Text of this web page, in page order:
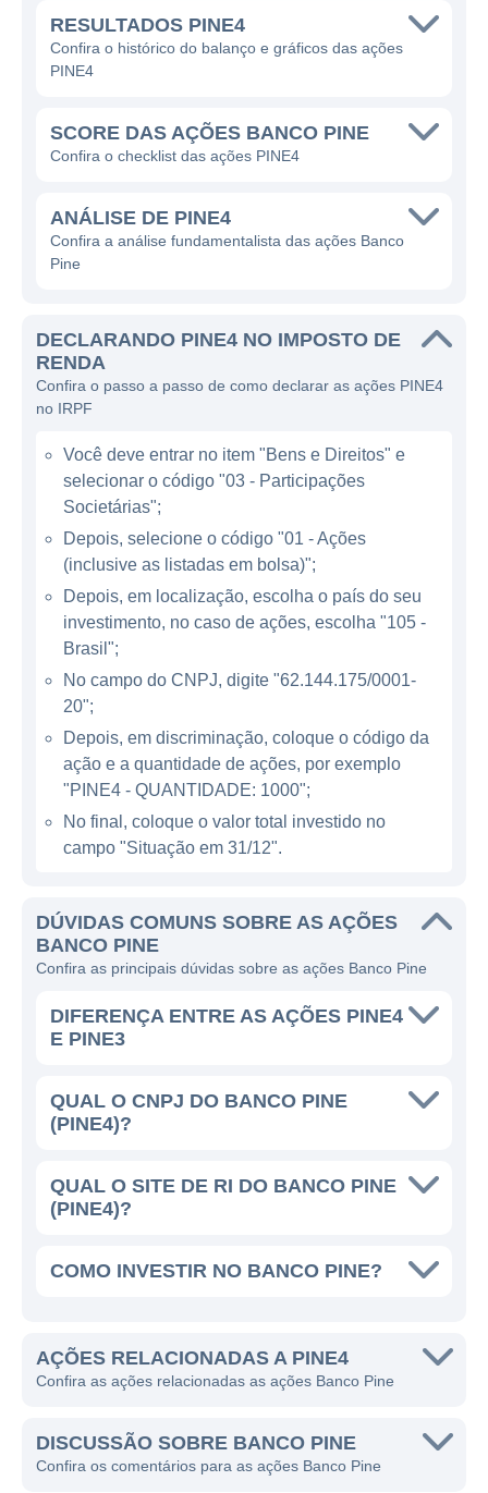
e serviços diferenciados.
O Banco Pine atua em diversas frentes
reconhecido por sua atuação em operações
de crédito, serviços financeiros de
fusões e aquisições. Uma das características
marcantes do Banco é sua especialização
em oferecer soluções personalizadas para
próxima e ágil na hora de atender as
necessidades financeiras de cada um.
ATUAÇÃO DO BANCO PINE
O Banco Pine possui um portfólio
diversificado de produtos e serviços
financiamento de importação e exportação,
operações de câmbio e tesouraria, gestão de
ativos e assessoria em operações de
mercado de capitais. Esta combinação de
serviços permite ao banco englobar um
amplo espectro de clientes, desde pequenas
empresas até grandes corporações.
Além disso, o Banco Pine tem se
posicionado como um importante player no
mercado de capitais, buscando sempre
inovar e desenvolver novas soluções
mercado. Com isso, o banco é conhecido por
sua capacidade de oferecer produtos que se
adequem às necessidades específicas de
cada cliente, mantendo um compromisso
constante com a qualidade e a ética em seus
PRESENÇA NACIONAL E
O Banco Pine opera principalmente no
estratégicas que o tornam ativo em
Isso possibilita que o banco atue de maneira
mais abrangente, oferecendo soluções que
nacional.
RESULTADOS PINE4
Confira o histórico do balanço e gráficos das ações
PINE4
SCORE DAS AÇÕES BANCO PINE
Confira o checklist das ações PINE4
ANÁLISE DE PINE4
Confira a análise fundamentalista das ações Banco
Pine
DECLARANDO PINE4 NO IMPOSTO DE
RENDA
Confira o passo a passo de como declarar as ações PINE4
no IRPF
Você deve entrar no item "Bens e Direitos" e
selecionar o código "03 - Participações
Societárias";
Depois, selecione o código "01 - Ações
(inclusive as listadas em bolsa)";
Depois, em localização, escolha o país do seu
investimento, no caso de ações, escolha "105 -
Brasil";
No campo do CNPJ, digite "62.144.175/0001-
20";
Depois, em discriminação, coloque o código da
ação e a quantidade de ações, por exemplo
"PINE4 - QUANTIDADE: 1000";
No final, coloque o valor total investido no
campo "Situação em 31/12".
DÚVIDAS COMUNS SOBRE AS AÇÕES
BANCO PINE
Confira as principais dúvidas sobre as ações Banco Pine
DIFERENÇA ENTRE AS AÇÕES PINE4
E PINE3
QUAL O CNPJ DO BANCO PINE
(PINE4)?
QUAL O SITE DE RI DO BANCO PINE
(PINE4)?
COMO INVESTIR NO BANCO PINE?
AÇÕES RELACIONADAS A PINE4
Confira as ações relacionadas as ações Banco Pine
DISCUSSÃO SOBRE BANCO PINE
Confira os comentários para as ações Banco Pine